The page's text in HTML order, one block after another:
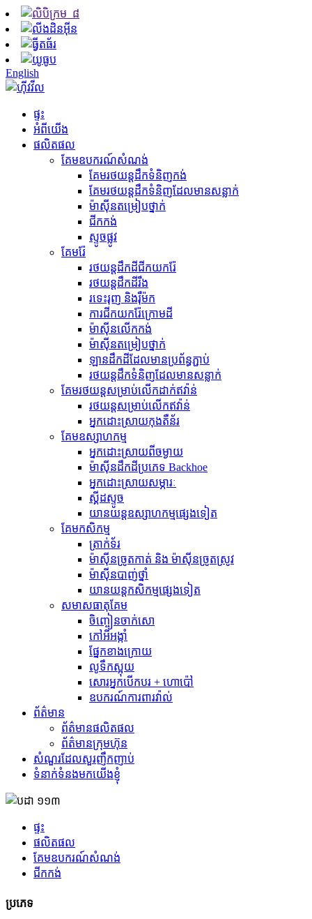
English
ផ្ទះ
អំពីយើង
ផលិតផល
គែមឧបករណ៍សំណង់
គែម​រថយន្ត​ដឹក​ទំនិញ​កង់
គែមរថយន្តដឹកទំនិញដែលមានសន្លាក់
ម៉ាស៊ីន​តម្រៀប​ថ្នាក់
ជីក​កង់
ស្ទូចផ្លូវ
គែមរ៉ែ
រថយន្តដឹកដីជីកយករ៉ែ
រថយន្ត​ដឹក​ដី​រឹង
រទេះរុញ និងរ៉ឺម៉ក
ការជីកយករ៉ែក្រោមដី
ម៉ាស៊ីន​លើក​កង់
ម៉ាស៊ីន​តម្រៀប​ថ្នាក់
ឡានដឹកដីដែលមានប្រព័ន្ធភ្ជាប់
រថយន្ត​ដឹក​ទំនិញ​ដែល​មាន​សន្លាក់​
គែមរថយន្តសម្រាប់លើកដាក់ឥវ៉ាន់
រថយន្ត​សម្រាប់​លើក​ឥវ៉ាន់
អ្នកដោះស្រាយកុងតឺន័រ
គែមឧស្សាហកម្ម
អ្នកដោះស្រាយពីចម្ងាយ
ម៉ាស៊ីន​ដឹក​ដី​ប្រភេទ Backhoe
អ្នកដោះស្រាយសម្ភារៈ
ស្គីដស្ទូច
យានយន្តឧស្សាហកម្មផ្សេងទៀត
គែមកសិកម្ម
ត្រាក់ទ័រ
ម៉ាស៊ីនច្រូតកាត់ និង ម៉ាស៊ីនច្រូតស្រូវ
ម៉ាស៊ីនបាញ់ថ្នាំ
យានយន្តកសិកម្មផ្សេងទៀត
សមាសធាតុ​គែម
ចិញ្ចៀនចាក់សោ
កៅអីអង្កាំ
ផ្នែកខាងក្រោយ
លូទឹកស្អុយ
សោរអ្នកបើកបរ + ហោប៉ៅ
ឧបករណ៍ការពារវ៉ាល់
ព័ត៌មាន
ព័ត៌មានផលិតផល
ព័ត៌មានក្រុមហ៊ុន
សំណួរដែលសួរញឹកញាប់
ទំនាក់ទំនងមកយើងខ្ញុំ
ផ្ទះ
ផលិតផល
គែមឧបករណ៍សំណង់
ជីក​កង់
ប្រភេទ